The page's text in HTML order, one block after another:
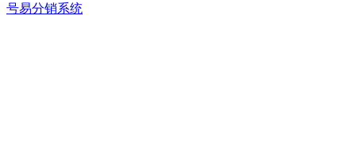
号易分销系统